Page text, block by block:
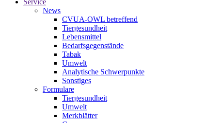
Service
News
CVUA-OWL betreffend
Tiergesundheit
Lebensmittel
Bedarfsgegenstände
Tabak
Umwelt
Analytische Schwerpunkte
Sonstiges
Formulare
Tiergesundheit
Umwelt
Merkblätter